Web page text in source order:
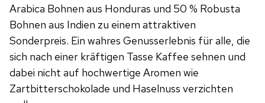
Arabica Bohnen aus Honduras und 50 % Robusta
Bohnen aus Indien zu einem attraktiven
Sonderpreis. Ein wahres Genusserlebnis für alle, die
sich nach einer kräftigen Tasse Kaffee sehnen und
dabei nicht auf hochwertige Aromen wie
Zartbitterschokolade und Haselnuss verzichten